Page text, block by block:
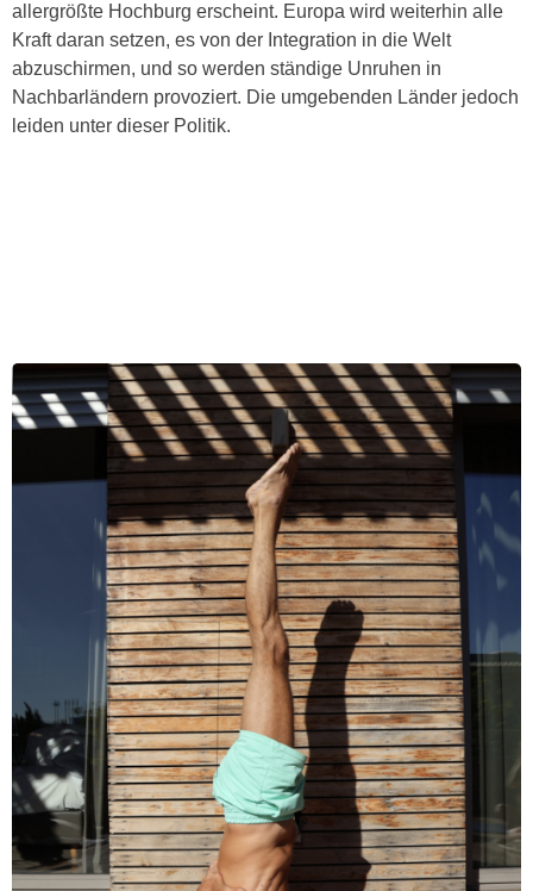
allergrößte Hochburg erscheint. Europa wird weiterhin alle
Kraft daran setzen, es von der Integration in die Welt
abzuschirmen, und so werden ständige Unruhen in
Nachbarländern provoziert. Die umgebenden Länder jedoch
leiden unter dieser Politik.